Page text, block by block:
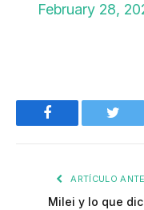
February 28,
Facebook
ARTÍCULO
Milei y lo que